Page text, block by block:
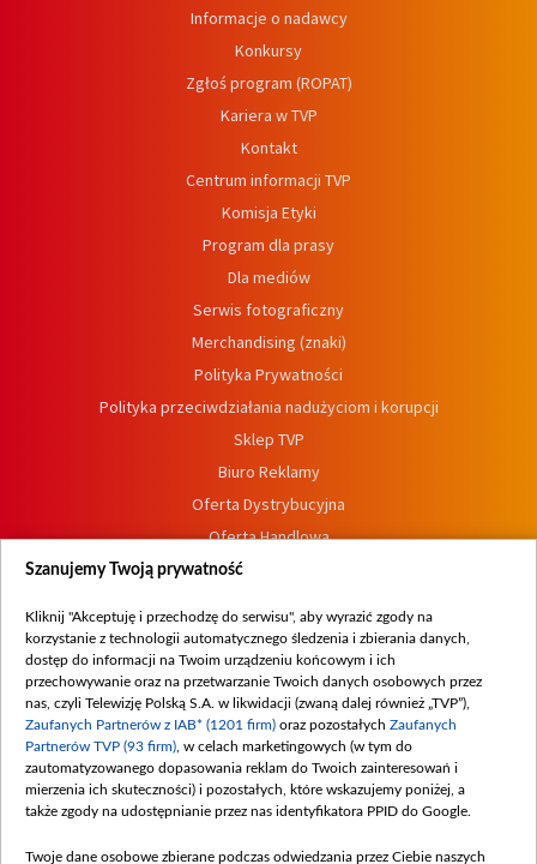
Informacje o nadawcy
Konkursy
Zgłoś program (ROPAT)
Kariera w TVP
Kontakt
Centrum informacji TVP
Komisja Etyki
Program dla prasy
Dla mediów
Serwis fotograficzny
Merchandising (znaki)
Polityka Prywatności
Polityka przeciwdziałania nadużyciom i korupcji
Sklep TVP
Biuro Reklamy
Oferta Dystrybucyjna
Oferta Handlowa
Dostępność
Procedura zgłoszeń wewnętrznych
Szanujemy Twoją prywatność
Kliknij "Akceptuję i przechodzę do serwisu", aby wyrazić zgody na
korzystanie z technologii automatycznego śledzenia i zbierania danych,
dostęp do informacji na Twoim urządzeniu końcowym i ich
przechowywanie oraz na przetwarzanie Twoich danych osobowych przez
nas, czyli Telewizję Polską S.A. w likwidacji (zwaną dalej również „TVP”),
Zaufanych Partnerów z IAB* (1201 firm) oraz pozostałych Zaufanych
Partnerów TVP (93 firm) , w celach marketingowych (w tym do
zautomatyzowanego dopasowania reklam do Twoich zainteresowań i
mierzenia ich skuteczności) i pozostałych, które wskazujemy poniżej, a
także zgody na udostępnianie przez nas identyfikatora PPID do Google.
Twoje dane osobowe zbierane podczas odwiedzania przez Ciebie naszych